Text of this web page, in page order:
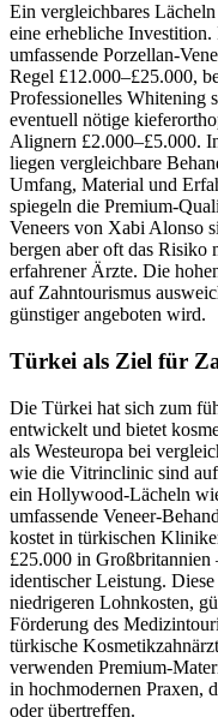
Ein vergleichbares
eine erhebliche
umfassende Porzellan-
Regel £12.000–£25.000,
Professionelles Whitening
eventuell nötige
Alignern £2.000–£5.000.
liegen vergleichbare
Umfang, Material und
spiegeln die Premium-
Veneers von Xabi Alonso
bergen aber oft das Risiko
erfahrener Ärzte. Die
auf Zahntourismus
günstiger angeboten wird.
Türkei als Ziel für
Die Türkei hat sich zum
entwickelt und bietet
als Westeuropa bei
wie die Vitrinclinic sind
ein Hollywood-Lächeln
umfassende Veneer-
kostet in türkischen
£25.000 in Großbritannien
identischer Leistung.
niedrigeren Lohnkosten,
Förderung des
türkische
verwenden Premium-
in hochmodernen Praxen,
oder übertreffen.